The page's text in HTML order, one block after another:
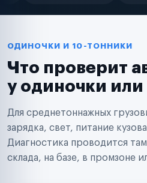
Таксопарки
Автодилеры
Поставщики запчастей
Аренда спецтехники
Ремонт спецтехники
Ритейл-сети
Управляющие компании
Страховые компании
ОДИНОЧКИ И 10-ТОННИКИ
Что проверит
у одиночки или
Для среднетоннажных
зарядка, свет, питание
Диагностика проводится
склада, на базе, в промзоне